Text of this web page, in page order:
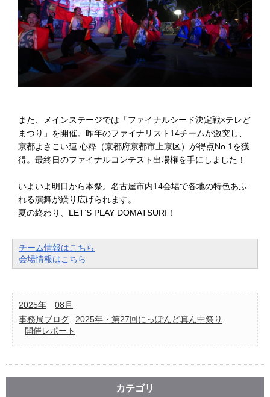
また、メインステージでは「ファイナルシード決定戦×テレど
まつり」を開催。昨年のファイナリスト14チームが激突し、
京都よさこい連 心粋（京都府京都市上京区）が得点No.1を獲
得。最終日のファイナルコンテスト出場権を手にしました！
いよいよ明日から本祭。名古屋市内14会場で各地の特色あふ
れる演舞が繰り広げられます。
夏の終わり、LET’S PLAY DOMATSURI！
チーム情報はこちら
会場情報はこちら
2025年
08月
事務局ブログ
2025年・第27回にっぽんど真ん中祭り
開催レポート
カテゴリ